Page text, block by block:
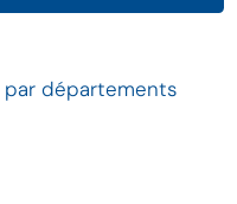
départements